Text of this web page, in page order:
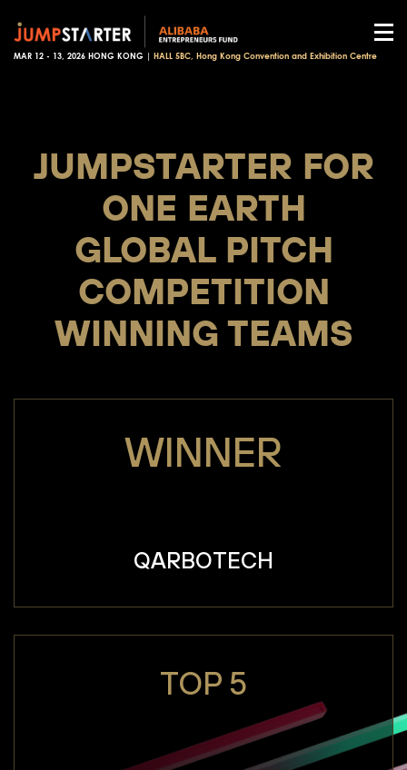
MAR 12 - 13, 2026 HONG KONG | HALL 5BC, Hong Kong Convention and Exhibition Centre
JUMPSTARTER FOR
ONE EARTH
GLOBAL PITCH
COMPETITION
WINNING TEAMS
WINNER
QARBOTECH
TOP 5